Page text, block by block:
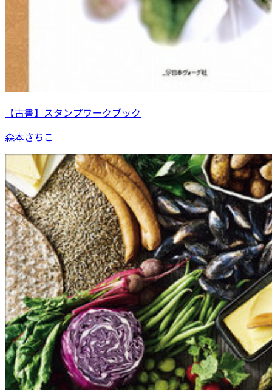
【古書】スタンプワークブック
森本さちこ